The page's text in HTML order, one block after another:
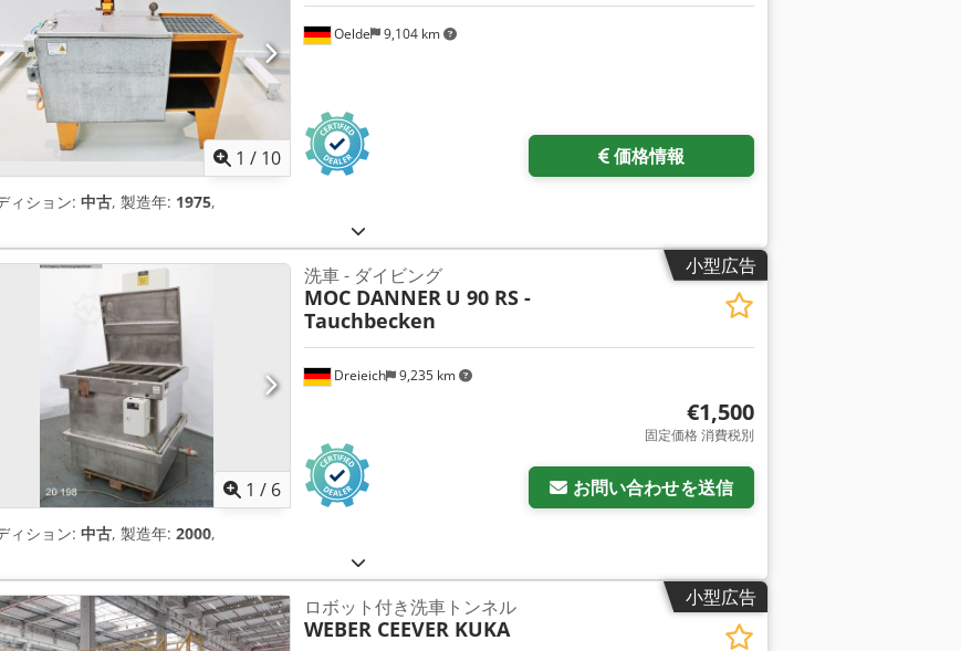
1 / 10
Oelde 9,104 km
価格情報
ィション: 中古, 製造年: 1975,
小型広告
1 / 6
Dreieich 9,235 km
洗車 - ダイビング
MOC DANNER U 90 RS -
Tauchbecken
€1,500
固定価格 消費税別
お問い合わせを送信
ィション: 中古, 製造年: 2000,
小型広告
ロボット付き洗車トンネル
WEBER CEEVER KUKA